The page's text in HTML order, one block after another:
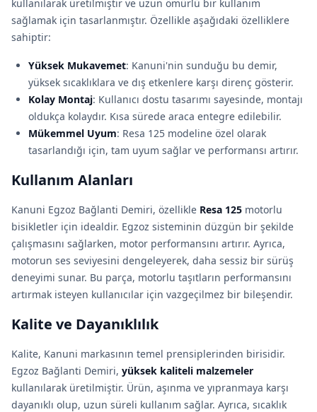
kullanılarak üretilmiştir ve uzun ömürlü bir kullanım
sağlamak için tasarlanmıştır. Özellikle aşağıdaki özelliklere
sahiptir:
Yüksek Mukavemet: Kanuni'nin sunduğu bu demir,
yüksek sıcaklıklara ve dış etkenlere karşı direnç gösterir.
Kolay Montaj: Kullanıcı dostu tasarımı sayesinde, montajı
oldukça kolaydır. Kısa sürede araca entegre edilebilir.
Mükemmel Uyum: Resa 125 modeline özel olarak
tasarlandığı için, tam uyum sağlar ve performansı artırır.
Kullanım Alanları
Kanuni Egzoz Bağlanti Demiri, özellikle Resa 125 motorlu
bisikletler için idealdir. Egzoz sisteminin düzgün bir şekilde
çalışmasını sağlarken, motor performansını artırır. Ayrıca,
motorun ses seviyesini dengeleyerek, daha sessiz bir sürüş
deneyimi sunar. Bu parça, motorlu taşıtların performansını
artırmak isteyen kullanıcılar için vazgeçilmez bir bileşendir.
Kalite ve Dayanıklılık
Kalite, Kanuni markasının temel prensiplerinden birisidir.
Egzoz Bağlanti Demiri, yüksek kaliteli malzemeler
kullanılarak üretilmiştir. Ürün, aşınma ve yıpranmaya karşı
dayanıklı olup, uzun süreli kullanım sağlar. Ayrıca, sıcaklık